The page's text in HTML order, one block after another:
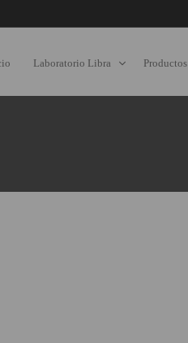
Laboratorio Libra Productos